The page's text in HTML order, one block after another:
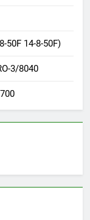
14-8-50F)
3/8040